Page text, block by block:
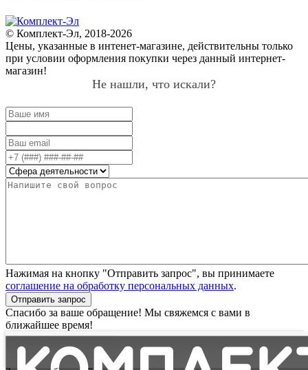
© Комплект-Эл, 2018-2026
Цены, указанные в интенет-магазине, действительны только
при условии оформления покупки через данный интернет-
магазин!
Не нашли, что искали?
Нажимая на кнопку "Отправить запрос", вы принимаете
соглашение на обработку персональных данных.
Отправить запрос
Спасибо за ваше обращение! Мы свяжемся с вами в
ближайшее время!